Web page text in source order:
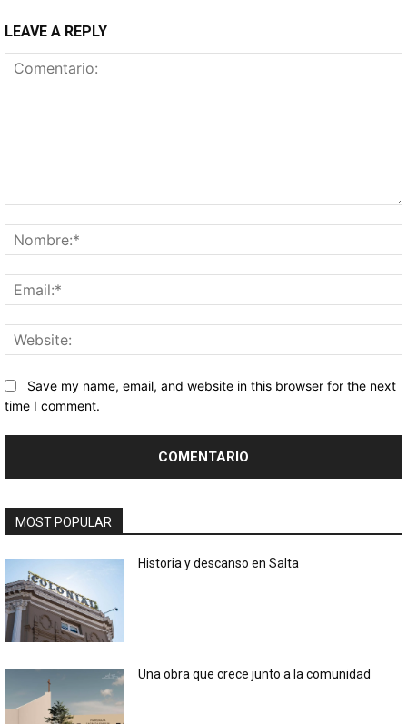
LEAVE A REPLY
Save my name, email, and website in this browser for the next
time I comment.
MOST POPULAR
Historia y descanso en Salta
Una obra que crece junto a la comunidad